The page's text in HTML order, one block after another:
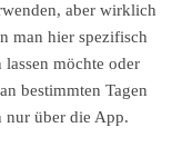
aber wirklich
man hier spezifisch
möchte oder
bestimmten Tagen
nur über die App.